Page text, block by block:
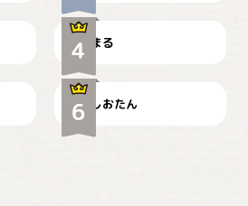
まる
暑い日が続くにゃ
しおたん